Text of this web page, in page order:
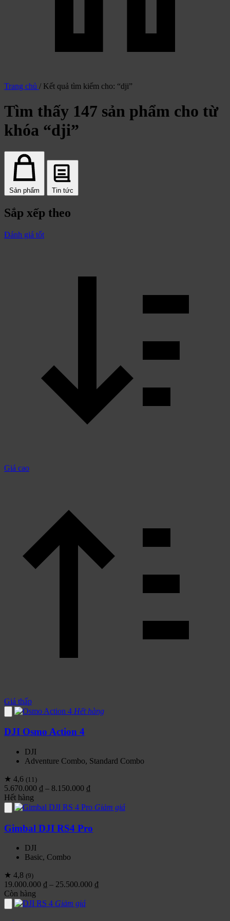
Trang chủ / Kết quả tìm kiếm cho: “dji”
Tìm thấy 147 sản phẩm cho từ
khóa “dji”
Sản phẩm Tin tức
Sắp xếp theo
Đánh giá tốt
Giá cao
Giá thấp
Hết hàng
DJI Osmo Action 4
DJI
Adventure Combo, Standard Combo
★ 4,6 (11)
5.670.000 ₫ – 8.150.000 ₫Khoảng
từ
8.150.000 ₫
Hết hàng
Giảm giá
Gimbal DJI RS4 Pro
DJI
Basic, Combo
★ 4,8 (9)
19.000.000 ₫ – 25.500.000 ₫Khoảng
Còn hàng
Giảm giá